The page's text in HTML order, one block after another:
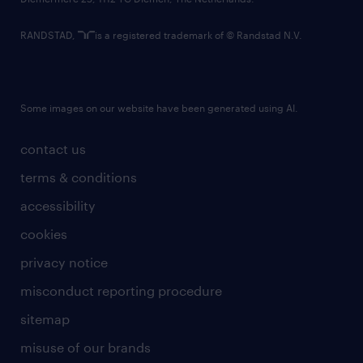
contact us
terms & conditions
accessibility
cookies
privacy notice
misconduct reporting procedure
sitemap
misuse of our brands
RANDSTAD, is a registered trademark of © Randstad N.V.
Some images on our website have been generated using AI.